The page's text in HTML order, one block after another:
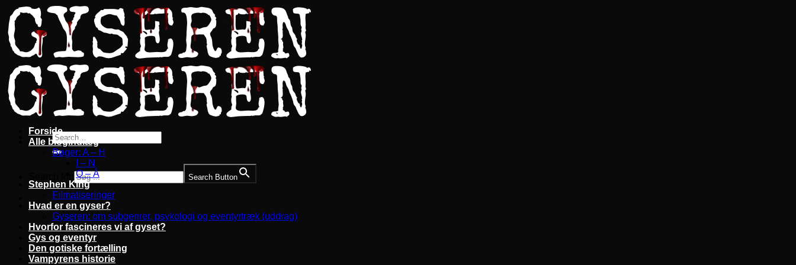
Fortsæt
til
indhold
Search Button
Forside
Alle blogindlæg
Bøger: A – H
I – N
O – Å
Stephen King
Filmatiseringer
Hvad er en gyser?
Gyseren: om subgenrer, psykologi og eventyrtræk (uddrag)
Hvorfor fascineres vi af gyset?
Gys og eventyr
Den gotiske fortælling
Vampyrens historie